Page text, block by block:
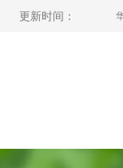
更新时间：